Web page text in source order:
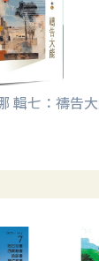
輯七：禱告